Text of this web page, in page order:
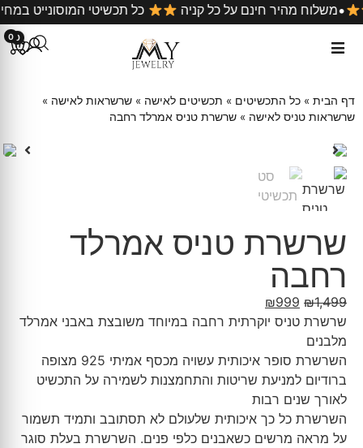
משלוח מהיר חינם על כל קניה כל תכשיטי •
0 0
דף הבית » כל התכשיטים » תכשיטים לאישה » שרשראות לאישה »
שרשראות טניס לאישה » שרשרת טניס אמרלד רחבה
שרשרת טניס אמרלד
רחבה
₪1,499
₪999
שרשרת טניס יוקרתית רחבה במיוחד משובצת באבני אמרלד
מלבנים
השרשרת סופר איכותית עשויה מכסף אמיתי 925 מצופה
ברודיום למניעת שריטות והתחמצנות לשמירה על התכשיט
לאורך שנים רבות
השרשרת כל כך איכותית שלעולם לא תסתובב ותמיד תשמור
על מראה מרשים כשאבנים כלפי פנים. השרשרת בעלת סוגר